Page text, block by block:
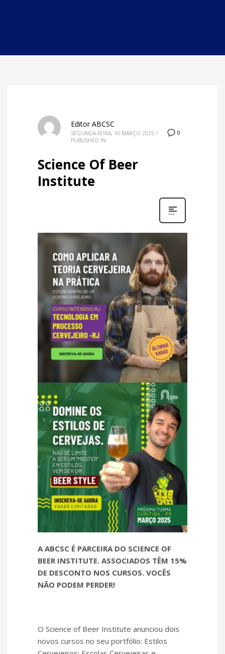
0
Editor ABCSC
SEGUNDA-FEIRA, 10 MARÇO 2025 /
PUBLISHED IN
Science Of Beer
Institute
A ABCSC É PARCEIRA DO SCIENCE OF
BEER INSTITUTE. ASSOCIADOS TÊM 15%
DE DESCONTO NOS CURSOS. VOCÊS
NÃO PODEM PERDER!
O Science of Beer Institute anunciou dois
novos cursos no seu portfólio: Estilos